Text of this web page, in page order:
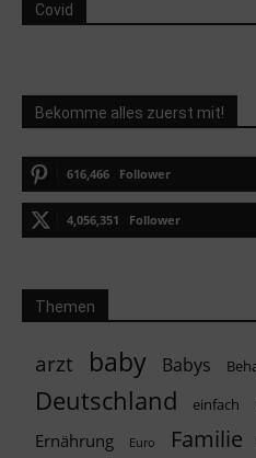
Covid
Bekomme alles zuerst mit!
616,466 Follower
4,056,351 Follower
Themen
arzt baby Babys
Deutschland einfach
Ernährung Euro Familie